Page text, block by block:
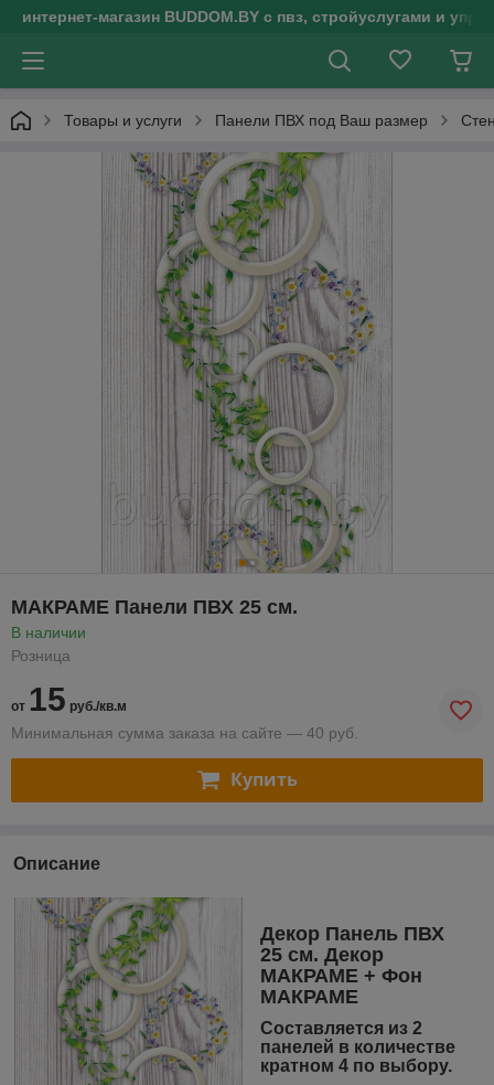
интернет-магазин BUDDOM.BY с пвз, стройуслугами и
Товары и услуги Панели ПВХ под Ваш размер
МАКРАМЕ Панели ПВХ 25 см.
В наличии
Розница
от 15 руб./кв.м
Минимальная сумма заказа на сайте — 40 руб.
Купить
Описание
Декор Панель ПВХ
25 см. Декор
МАКРАМЕ + Фон
МАКРАМЕ
Составляется из 2
панелей в количестве
кратном 4 по выбору.